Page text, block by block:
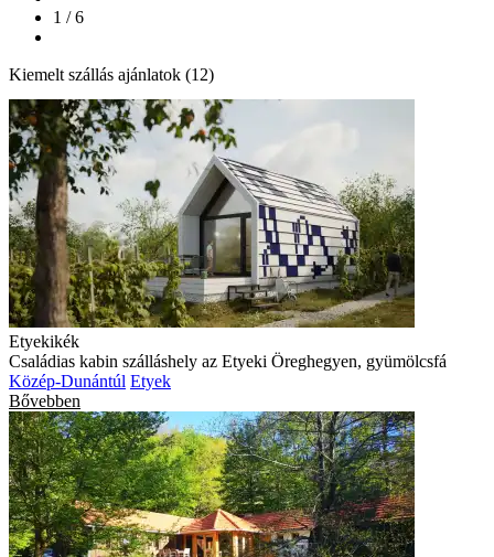
1 / 6
Kiemelt szállás ajánlatok (12)
Etyekikék
Családias kabin szálláshely az Etyeki Öreghegyen, gyümölcsfá
Közép-Dunántúl Etyek
Bővebben